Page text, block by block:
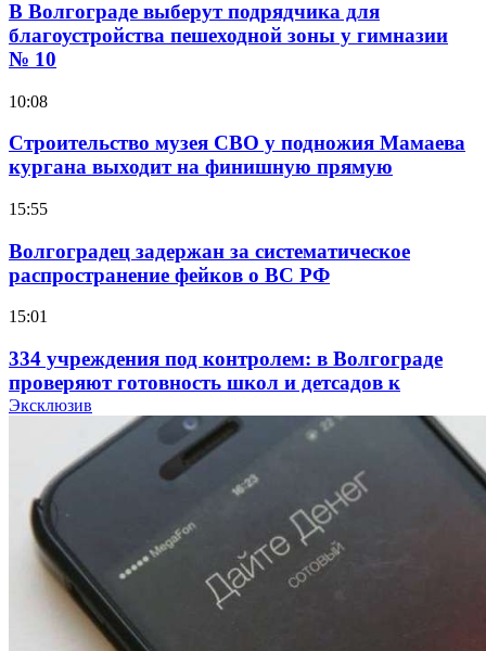
В Волгограде выберут подрядчика для
благоустройства пешеходной зоны у гимназии
№ 10
10:08
Строительство музея СВО у подножия Мамаева
кургана выходит на финишную прямую
15:55
Волгоградец задержан за систематическое
распространение фейков о ВС РФ
15:01
334 учреждения под контролем: в Волгограде
проверяют готовность школ и детсадов к
учебному году
Покушение на убийство в Волгограде: девушка
напала на незнакомую женщину с ножом
12:39
Сладкий праздник в Волгограде: в Центральном
парке прошёл фестиваль „Арбузный переполох“
Эксклюзив